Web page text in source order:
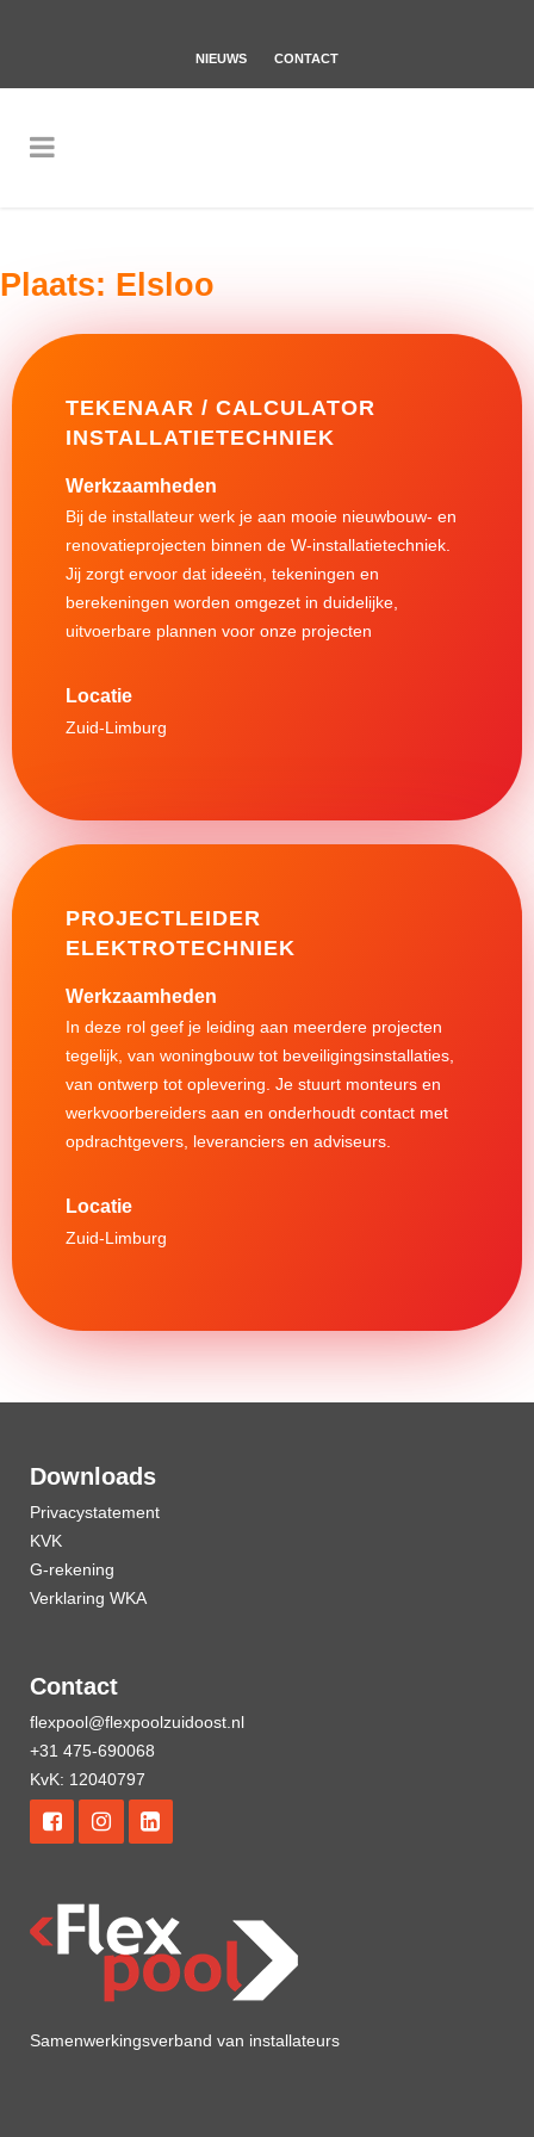
NIEUWS CONTACT
Plaats: Elsloo
TEKENAAR / CALCULATOR
INSTALLATIETECHNIEK
Werkzaamheden
Bij de installateur werk je aan mooie nieuwbouw- en
renovatieprojecten binnen de W-installatietechniek.
Jij zorgt ervoor dat ideeën, tekeningen en
berekeningen worden omgezet in duidelijke,
uitvoerbare plannen voor onze projecten
Zuid-Limburg
PROJECTLEIDER
ELEKTROTECHNIEK
Werkzaamheden
In deze rol geef je leiding aan meerdere projecten
tegelijk, van woningbouw tot beveiligingsinstallaties,
van ontwerp tot oplevering. Je stuurt monteurs en
werkvoorbereiders aan en onderhoudt contact met
opdrachtgevers, leveranciers en adviseurs.
Zuid-Limburg
Downloads
Privacystatement
KVK
G-rekening
Verklaring WKA
Contact
flexpool@flexpoolzuidoost.nl
+31 475-690068
KvK: 12040797
Samenwerkingsverband van installateurs